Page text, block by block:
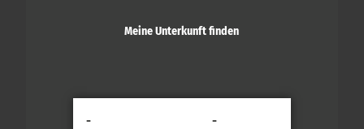
Meine Unterkunft finden
- -